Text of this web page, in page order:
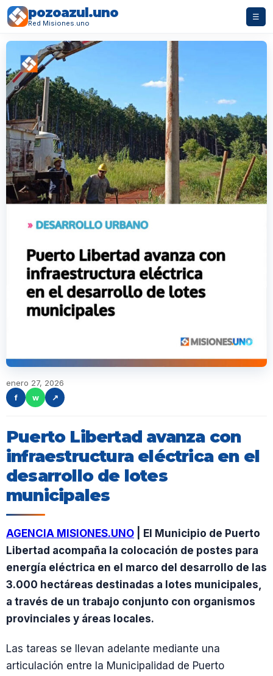
pozoazul.uno
Red Misiones.uno
☰
enero 27, 2026
f
w ↗
Puerto Libertad avanza con
infraestructura eléctrica en el
desarrollo de lotes
municipales
AGENCIA MISIONES.UNO | El Municipio de Puerto
Libertad acompaña la colocación de postes para
energía eléctrica en el marco del desarrollo de las
3.000 hectáreas destinadas a lotes municipales,
a través de un trabajo conjunto con organismos
provinciales y áreas locales.
Las tareas se llevan adelante mediante una
articulación entre la Municipalidad de Puerto